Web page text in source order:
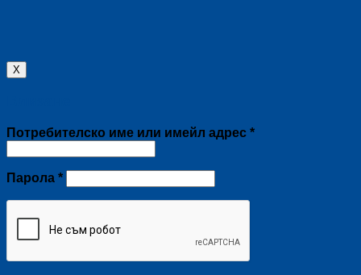
X
Потребителско име или имейл адрес *Задължително
Парола *Задължително